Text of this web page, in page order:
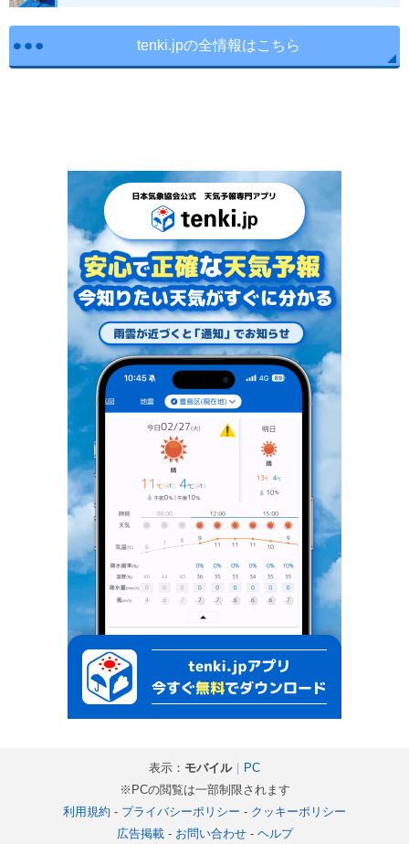
tenki.jpの全情報はこちら
表示： モバイル｜ PC
※PCの閲覧は一部制限されます
利用規約 - プライバシーポリシー - クッキーポリシー
広告掲載- お問い合わせ- ヘルプ